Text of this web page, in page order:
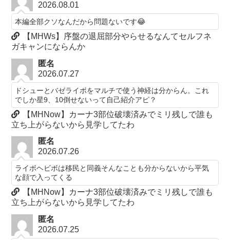
2026.08.01
本編全部クソなんだから問題ないです😂
【MHWs】序盤の退屈部分やらせるなんてセルフネ
ガキャンにならんか
匿名
2026.07.27
ドシューとバゼライボをマルチで使う神経は分からん。これ
でしか星9、10倒せないって自己紹介アピ？
【MHNow】カーナ3部位破壊済みでミリ残しで誰も
立ち上がらないから見学してたわ
匿名
2026.07.26
ライボヘビボは移民と同義そんなことも分からないから平気
な顔で入ってくる
【MHNow】カーナ3部位破壊済みでミリ残しで誰も
立ち上がらないから見学してたわ
匿名
2026.07.25